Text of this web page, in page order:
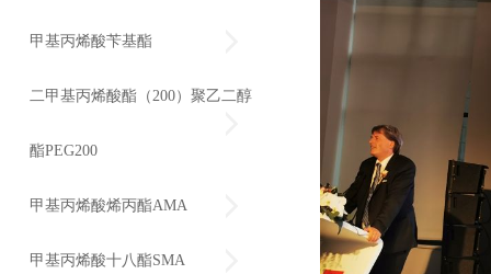
甲基丙烯酸苄基酯
二甲基丙烯酸酯（200）聚乙二醇
酯PEG200
甲基丙烯酸烯丙酯AMA
甲基丙烯酸十八酯SMA